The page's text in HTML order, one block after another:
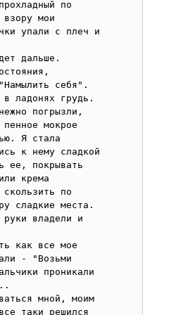
по
мои
упали с плеч и
дальше.
себя".
ладонях грудь.
погрызли,
мокрое
Я стала
к нему сладкой
ее, покрывать
крема
по
сладкие места.
владели и
как все мое
- "Возьми
проникали
мной, моим
таки решился